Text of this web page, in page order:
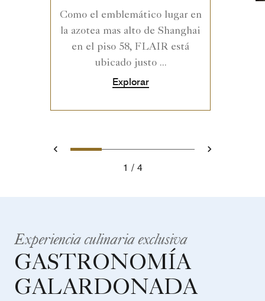
Como el emblemático lugar en
la azotea mas alto de Shanghai
en el piso 58, FLAIR está
ubicado justo ...
Explorar
Atrás
0 1 2 3 Siguiente
1 4
Experiencia culinaria exclusiva
GASTRONOMÍA
GALARDONADA